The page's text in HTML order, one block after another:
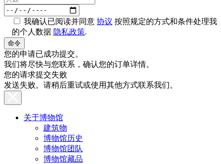
我确认已阅读并同意 协议 按照规定的方式和条件处理我
的个人数据 隐私政策.
您的申请已成功提交。
我们将尽快与您联系，确认您的订单详情。
您的请求提交失败
发送失败。请稍后重试或使用其他方式联系我们。
关于博物馆
建筑物
博物馆历史
博物馆团队
博物馆藏品